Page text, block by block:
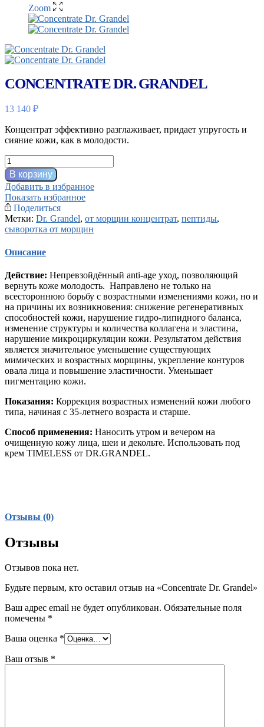
Zoom
CONCENTRATE DR. GRANDEL
13 140 ₽
Концентрат эффективно разглаживает, придает упругость и
сияние кожи, как в молодости.
Количество
товара
Concentrate
Dr.
Grandel
В корзину
Добавить в избранное
Показать избранное
Поделиться
Метки: Dr. Grandel, от морщин концентрат, пептиды,
сыворотка от морщин
Описание
Действие: Непревзойдённый anti-age уход, позволяющий
вернуть коже молодость. Направлено не только на
всестороннюю борьбу с возрастными изменениями кожи, но и
на причины их возникновения: снижение регенеративных
способностей кожи, нарушение гидро-липидного баланса,
изменение структуры и количества коллагена и эластина,
нарушение микроциркуляции кожи. Результатом действия
является значительное уменьшение существующих
мимических и возрастных морщины, укрепление контуров
овала лица и повышение эластичности. Уменьшает
пигментацию кожи.
Показания: Коррекция возрастных изменений кожи любого
типа, начиная с 35-летнего возраста и старше.
Способ применения: Наносить утром и вечером на
очищенную кожу лица, шеи и декольте. Использовать под
крем TIMELESS от DR.GRANDEL.
Отзывы (0)
Отзывы
Отзывов пока нет.
Будьте первым, кто оставил отзыв на «Concentrate Dr. Grandel»
Ваш адрес email не будет опубликован. Обязательные поля
помечены *
Ваша оценка *
Ваш отзыв *